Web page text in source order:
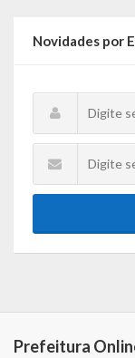
Novidades por
Prefeitura